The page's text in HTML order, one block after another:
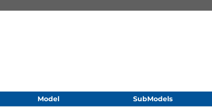
Model SubModels